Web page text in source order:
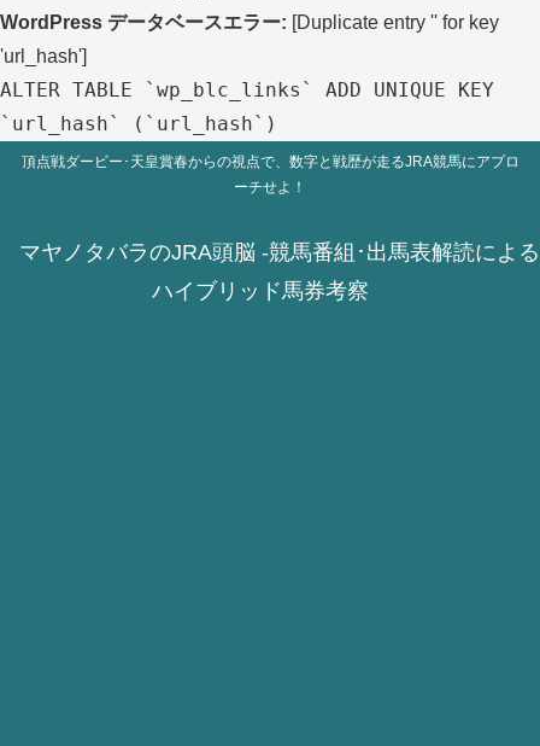
WordPress データベースエラー: [Duplicate entry '' for key
'url_hash']
ALTER TABLE `wp_blc_links` ADD UNIQUE KEY
`url_hash` (`url_hash`)
頂点戦ダービー･天皇賞春からの視点で、数字と戦歴が走るJRA競馬にアプロ
ーチせよ！
マヤノタバラのJRA頭脳 -競馬番組･出馬表解読による
ハイブリッド馬券考察